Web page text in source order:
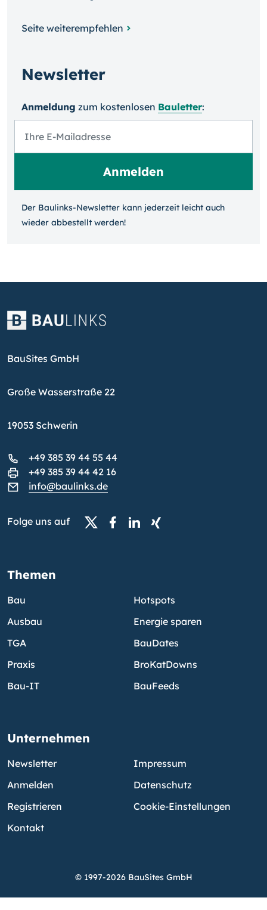
Seite weiterempfehlen
Newsletter
Anmeldung zum kosten­losen Bauletter:
Der Baulinks-Newsletter kann jeder­zeit leicht auch
wieder ab­bestellt werden!
BauSites GmbH
Große Wasserstraße 22
19053 Schwerin
+49 385 39 44 55 44
+49 385 39 44 42 16
info@baulinks.de
Folge uns auf
Themen
Bau
Ausbau
TGA
Praxis
Bau-IT
Hotspots
Energie sparen
BauDates
BroKatDowns
BauFeeds
Unternehmen
Newsletter
Anmelden
Registrieren
Kontakt
Impressum
Datenschutz
Cookie-Einstellungen
© 1997-2026 BauSites GmbH